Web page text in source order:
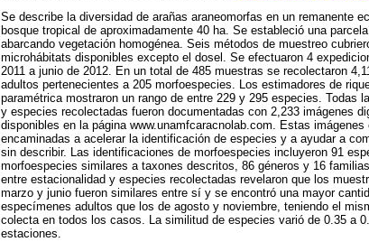
Se describe la diversidad de arañas araneomorfas en un remanente
bosque tropical de aproximadamente 40 ha. Se estableció una
abarcando vegetación homogénea. Seis métodos de muestreo
microhábitats disponibles excepto el dosel. Se efectuaron 4
2011 a junio de 2012. En un total de 485 muestras se recolectaron
adultos pertenecientes a 205 morfoespecies. Los estimadores de
paramétrica mostraron un rango de entre 229 y 295 especies. Todas
y especies recolectadas fueron documentadas con 2,233 imágenes
disponibles en la página www.unamfcaracnolab.com. Estas imágenes
encaminadas a acelerar la identificación de especies y a ayudar a
sin describir. Las identificaciones de morfoespecies incluyeron 91
morfoespecies similares a taxones descritos, 86 géneros y 16
entre estacionalidad y especies recolectadas revelaron que los
marzo y junio fueron similares entre sí y se encontró una mayor
especímenes adultos que los de agosto y noviembre, teniendo el
colecta en todos los casos. La similitud de especies varió de 0.35 a
estaciones.